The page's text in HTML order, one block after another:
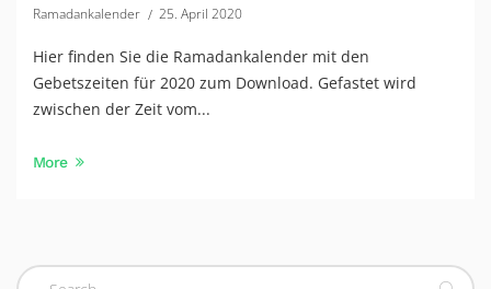
Ramadankalender 25. April 2020
Hier finden Sie die Ramadankalender mit den
Gebetszeiten für 2020 zum Download. Gefastet wird
zwischen der Zeit vom...
More